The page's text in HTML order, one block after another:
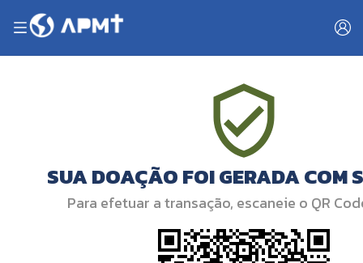
SUA DOAÇÃO FOI GERADA COM
Para efetuar a transação, escaneie o QR